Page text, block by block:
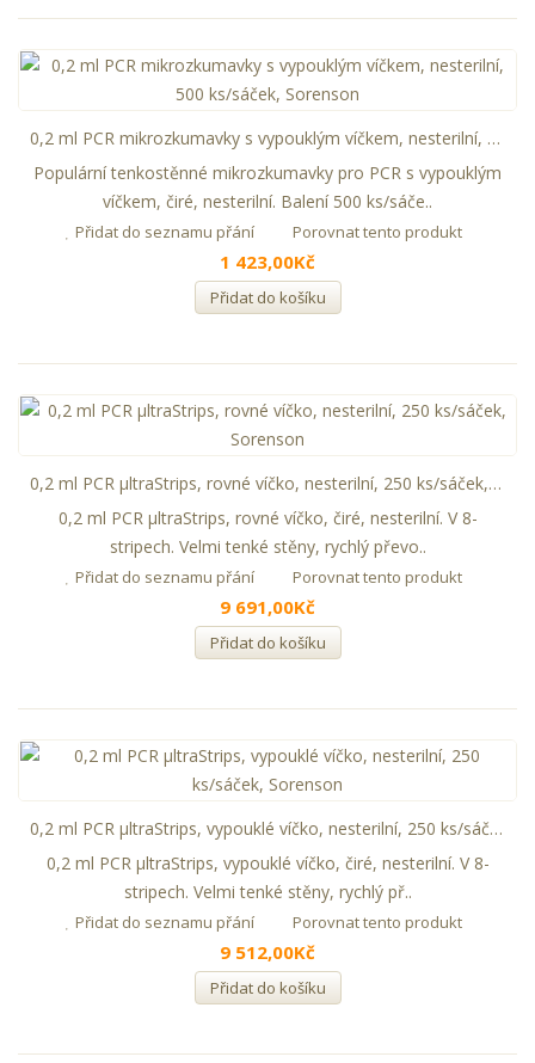
0,2 ml PCR mikrozkumavky s vypouklým víčkem, nesterilní, 500 ks/sáček, Sorenson
Populární tenkostěnné mikrozkumavky pro PCR s vypouklým
víčkem, čiré, nesterilní. Balení 500 ks/sáče..
Přidat do seznamu přání Porovnat tento produkt
1 423,00Kč
Přidat do košíku
0,2 ml PCR µltraStrips, rovné víčko, nesterilní, 250 ks/sáček, Sorenson
0,2 ml PCR µltraStrips, rovné víčko, čiré, nesterilní. V 8-
stripech. Velmi tenké stěny, rychlý převo..
Přidat do seznamu přání Porovnat tento produkt
9 691,00Kč
Přidat do košíku
0,2 ml PCR µltraStrips, vypouklé víčko, nesterilní, 250 ks/sáček, Sorenson
0,2 ml PCR µltraStrips, vypouklé víčko, čiré, nesterilní. V 8-
stripech. Velmi tenké stěny, rychlý př..
Přidat do seznamu přání Porovnat tento produkt
9 512,00Kč
Přidat do košíku